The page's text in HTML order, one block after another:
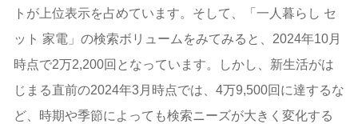
トが上位表示を占めています。そして、「一人暮らし セ
ット 家電」の検索ボリュームをみてみると、2024年10月
時点で2万2,200回となっています。しかし、新生活がは
じまる直前の2024年3月時点では、4万9,500回に達するな
ど、時期や季節によっても検索ニーズが大きく変化する